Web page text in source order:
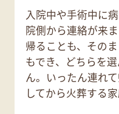
入院中や手術中に
院側から連絡が来
帰ることも、その
もでき、どちらを
ん。いったん連れ
してから火葬する